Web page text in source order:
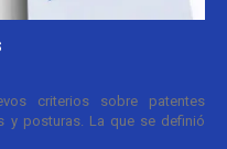
criterios sobre patentes
y posturas. La que se definió